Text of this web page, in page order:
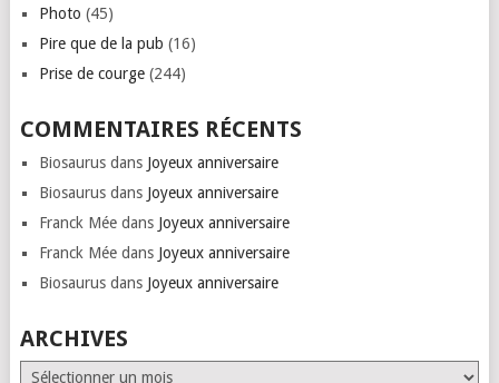
Photo (45)
Pire que de la pub (16)
Prise de courge(244)
COMMENTAIRES RÉCENTS
Biosaurusdans Joyeux anniversaire
Biosaurusdans Joyeux anniversaire
Franck Méedans Joyeux anniversaire
Franck Méedans Joyeux anniversaire
Biosaurusdans Joyeux anniversaire
ARCHIVES
Archives